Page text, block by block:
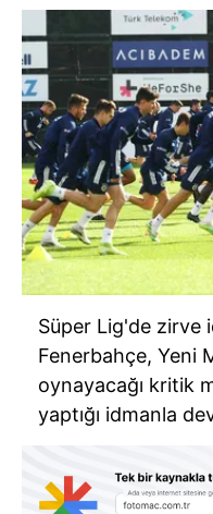
Süper Lig'de zirve
Fenerbahçe, Yeni
oynayacağı kritik
yaptığı idmanla